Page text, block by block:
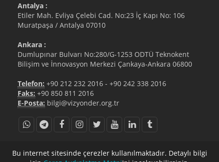
Antalya :
Etiler Mah. Evliya Çelebi Cad. No:23 İç Kapı No: 106
Muratpaşa / Antalya 07010
Ankara :
Dumlupınar Bulvarı No:280/G-1253 ODTÜ Teknokent
Bilişim ve İnnovasyon Merkezi Çankaya-Ankara 06800
Telefon: +90 212 232 2016 - +90 242 338 2016
Faks: +90 850 811 2016
E-Posta: bilgi@vizyonder.org.tr
Bu internet sitesinde çerezler kullanılmaktadır. Detaylı bilgi